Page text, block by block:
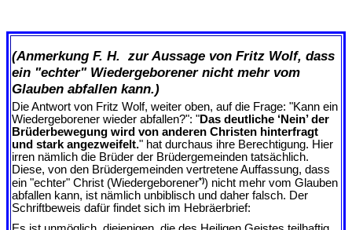
(Anmerkung F. H. zur Aussage von Fritz Wolf, dass
ein "echter" Wiedergeborener nicht mehr vom
Glauben abfallen kann.)
Die Antwort von Fritz Wolf, weiter oben, auf die Frage: "Kann ein
Wiedergeborener wieder abfallen?": "Das deutliche ‘Nein’ der
Brüderbewegung wird von anderen Christen hinterfragt
und stark angezweifelt." hat durchaus ihre Berechtigung. Hier
irren nämlich die Brüder der Brüdergemeinden tatsächlich.
Diese, von den Brüdergemeinden vertretene Auffassung, dass
ein "echter" Christ (Wiedergeborener*)) nicht mehr vom Glauben
abfallen kann, ist nämlich unbiblisch und daher falsch. Der
Schriftbeweis dafür findet sich im Hebräerbrief: